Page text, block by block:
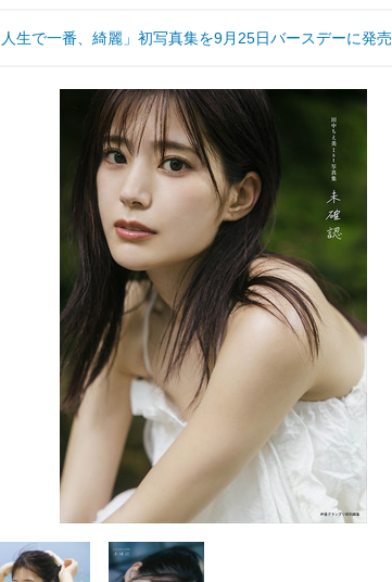
生で一番、綺麗」初写真集を9月25日バースデーに発売